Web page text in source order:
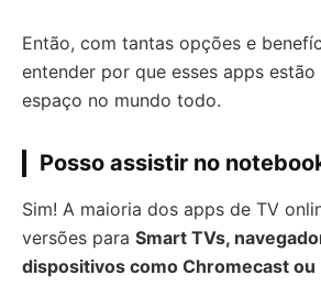
Então, com tantas opções e
entender por que esses apps
espaço no mundo todo.
Posso assistir no
Sim! A maioria dos apps de TV
versões para Smart TVs,
dispositivos como Chromecast ou